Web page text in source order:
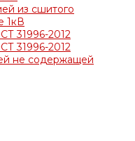
из сшитого
1кВ
31996-2012
31996-2012
не содержащей